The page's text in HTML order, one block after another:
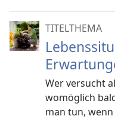
TITELTHEMA
Wer versucht
womöglich
man tun,